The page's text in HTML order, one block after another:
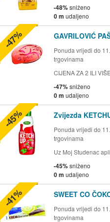
-48%sniženo
0 m udaljeno
GAVRILOVIĆ
Ponuda vrijedi do
trgovinama
CIJENA ZA 2 ILI
-47%sniženo
0 m udaljeno
-47%
Zvijezda
Ponuda vrijedi do
trgovinama
Uz Moj Studenac
-45%sniženo
0 m udaljeno
-45%
SWEET CO
Ponuda vrijedi do
trgovinama
-41%